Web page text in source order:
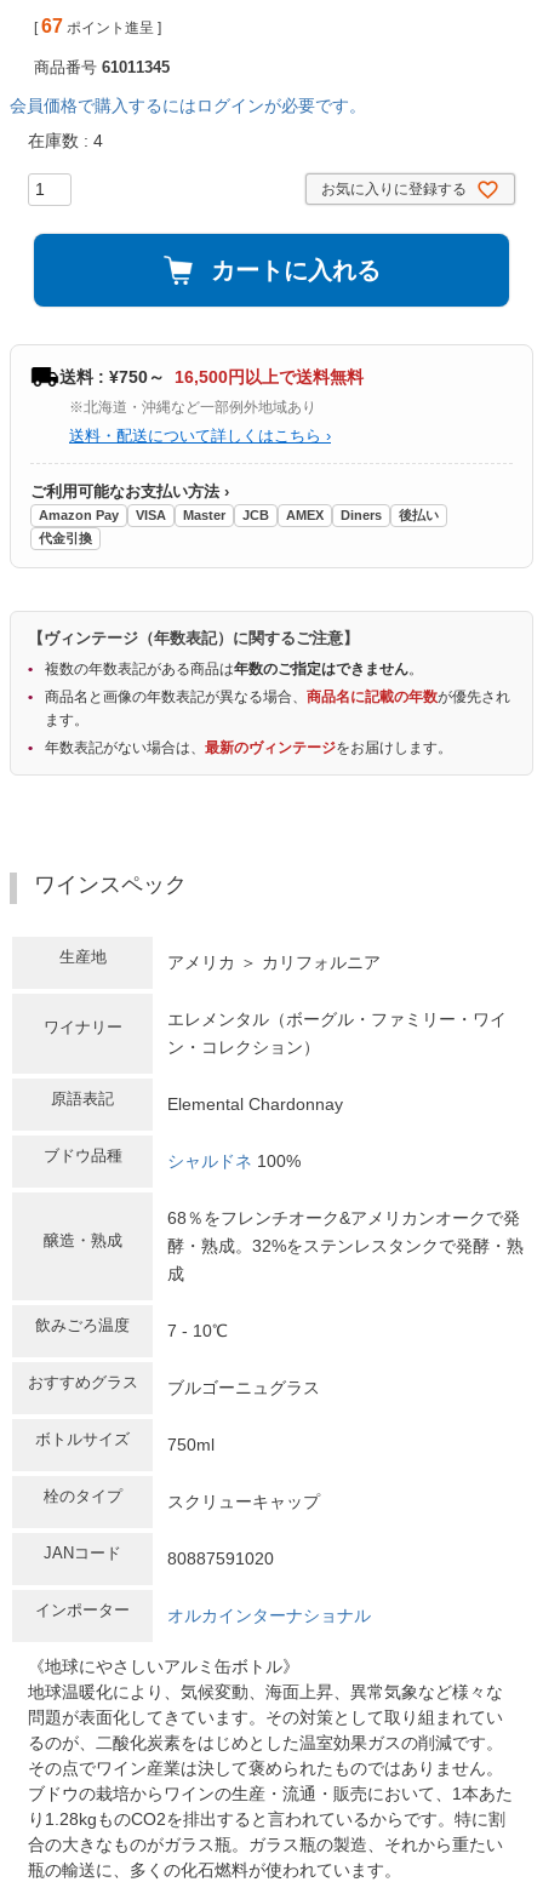
[ 67 ポイント進呈 ]
商品番号 61011345
会員価格で購入するにはログインが必要です。
在庫数
4
お気に入りに登録する
カートに入れる
送料 : ¥750～ 16,500円以上で送料無料
※北海道・沖縄など一部例外地域あり
送料・配送について詳しくはこちら ›
ご利用可能なお支払い方法 ›
Amazon Pay VISA Master JCB AMEX Diners
後払い
代金引換
【ヴィンテージ（年数表記）に関するご注意】
複数の年数表記がある商品は年数のご指定はできません。
商品名と画像の年数表記が異なる場合、 商品名に記載の年数が優先され
ます。
年数表記がない場合は、 最新のヴィンテージをお届けします。
ワインスペック
生産地 アメリカ ＞ カリフォルニア
ワイナリー
エレメンタル（ボーグル・ファミリー・ワイ
ン・コレクション）
原語表記 Elemental Chardonnay
ブドウ品種 シャルドネ 100%
醸造・熟成
68％をフレンチオーク&アメリカンオークで発
酵・熟成。32%をステンレスタンクで発酵・熟
成
飲みごろ温度 7 - 10℃
おすすめグラス ブルゴーニュグラス
ボトルサイズ 750ml
栓のタイプ スクリューキャップ
JANコード 80887591020
インポーター オルカインターナショナル
《地球にやさしいアルミ缶ボトル》
地球温暖化により、気候変動、海面上昇、異常気象など様々な
問題が表面化してきています。その対策として取り組まれてい
るのが、二酸化炭素をはじめとした温室効果ガスの削減です。
その点でワイン産業は決して褒められたものではありません。
ブドウの栽培からワインの生産・流通・販売において、1本あた
り1.28kgものCO2を排出すると言われているからです。特に割
合の大きなものがガラス瓶。ガラス瓶の製造、それから重たい
瓶の輸送に、多くの化石燃料が使われています。